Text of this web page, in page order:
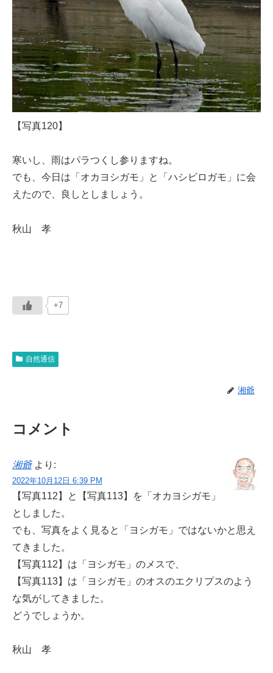
【写真120】
寒いし、雨はパラつくし参りますね。
でも、今日は「オカヨシガモ」と「ハシビロガモ」に会
えたので、良しとしましょう。
秋山 孝
+7
自然通信
湘爺
コメント
湘爺 より:
2022年10月12日 6:39 PM
【写真112】と【写真113】を「オカヨシガモ」
としました。
でも、写真をよく見ると「ヨシガモ」ではないかと思え
てきました。
【写真112】は「ヨシガモ」のメスで、
【写真113】は「ヨシガモ」のオスのエクリプスのよう
な気がしてきました。
どうでしょうか。
秋山 孝